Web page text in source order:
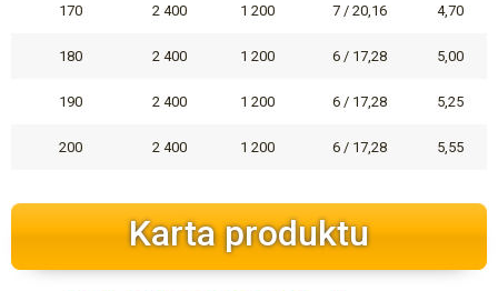
170 2 400 1 200 7 / 20,16 4,70
180 2 400 1 200 6 / 17,28 5,00
190 2 400 1 200 6 / 17,28 5,25
200 2 400 1 200 6 / 17,28 5,55
Karta produktu